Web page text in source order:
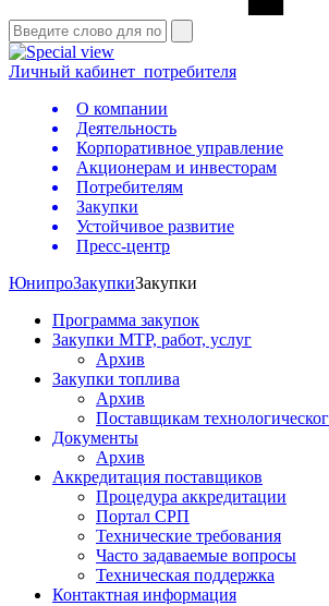
Личный кабинет потребителя
О компании
Деятельность
Корпоративное управление
Акционерам и инвесторам
Потребителям
Закупки
Устойчивое развитие
Пресс-центр
ЮнипроЗакупкиЗакупки
Программа закупок
Закупки МТР, работ, услуг
Архив
Закупки топлива
Архив
Поставщикам
Документы
Архив
Аккредитация поставщиков
Процедура аккредитации
Портал СРП
Технические требования
Часто задаваемые вопросы
Техническая поддержка
Контактная информация